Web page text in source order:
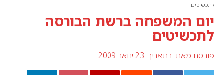
לתכשיטים
יום המשפחה ברשת הבורסה
לתכשיטים
פורסם מאת: בתאריך: 23 ינואר 2009